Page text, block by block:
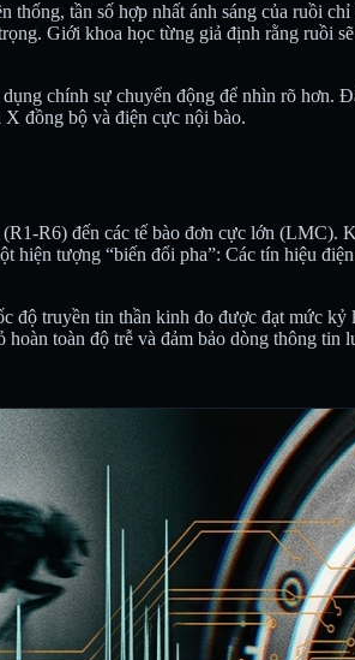
tần số hợp nhất ánh sáng của ruồi
Giới khoa học từng giả định rằng ruồi
chính sự chuyển động để nhìn rõ hơn.
X đồng bộ và điện cực nội bào.
R6) đến các tế bào đơn cực lớn
tượng “biến đổi pha”: Các tín hiệu
độ truyền tin thần kinh đo được đạt mức
toàn độ trễ và đảm bảo dòng thông tin